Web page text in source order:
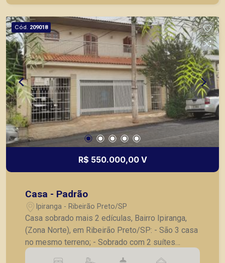
Preto.
Cód. 209018
R$ 550.000,00 V
Casa - Padrão
Ipiranga - Ribeirão Preto/SP
Casa sobrado mais 2 edículas, Bairro Ipiranga,
(Zona Norte), em Ribeirão Preto/SP: - São 3 casa
no mesmo terreno; - Sobrado com 2 suítes
amplas com armários planejados completa, com